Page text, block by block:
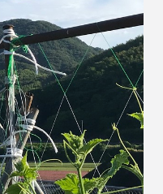
牡蠣カレー
ン南魚沼
チック
CO2排出
林業
精米
ア
廃棄物利用
社パブリック